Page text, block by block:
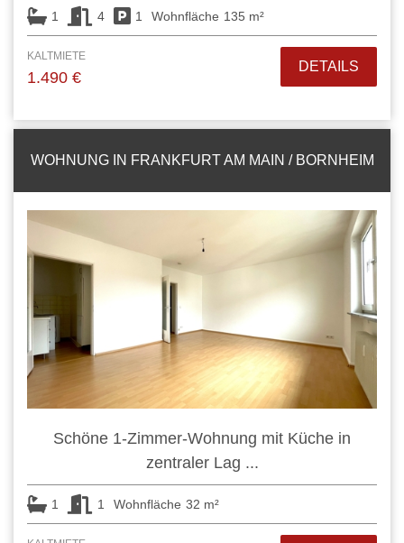
1 4 1 Wohnfläche 135 m²
KALTMIETE
1.490 €
DETAILS
WOHNUNG IN FRANKFURT AM MAIN / BORNHEIM
Schöne 1-Zimmer-Wohnung mit Küche in
zentraler Lag ...
1 1 Wohnfläche 32 m²